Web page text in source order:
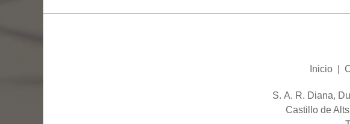
Inicio|
S. A. R. Diana,
Castillo de